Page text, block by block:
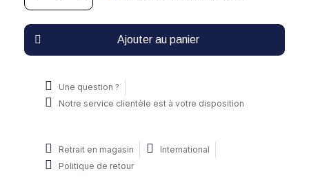
Ajouter au panier
Une question ?
Notre service clientèle est à votre disposition
Retrait en magasin
International
Politique de retour